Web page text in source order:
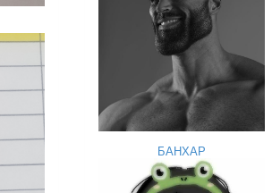
БАНХАР